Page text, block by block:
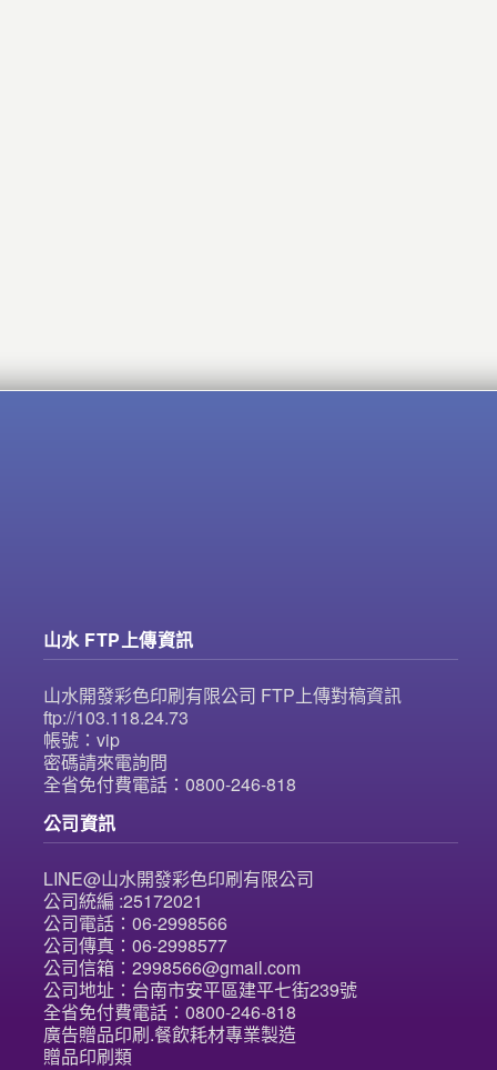
山水 FTP上傳資訊
山水開發彩色印刷有限公司 FTP上傳對稿資訊
ftp://103.118.24.73
帳號：vip
密碼請來電詢問
全省免付費電話：0800-246-818
公司資訊
LINE@山水開發彩色印刷有限公司
公司統編 :25172021
公司電話：06-2998566
公司傳真：06-2998577
公司信箱：2998566@gmail.com
公司地址：台南市安平區建平七街239號
全省免付費電話：0800-246-818
廣告贈品印刷.餐飲耗材專業製造
贈品印刷類